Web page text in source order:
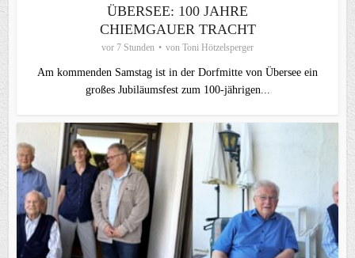
ÜBERSEE: 100 JAHRE
CHIEMGAUER TRACHT
vor 7 Stunden von Toni Hötzelsperger
Am kommenden Samstag ist in der Dorfmitte von Übersee ein
großes Jubiläumsfest zum 100-jährigen...